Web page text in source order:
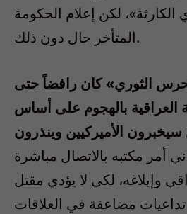
الكارثة»، لكن إعلام الحكومة
المتأخر حال دون ذلك.
الثوري» كان رافضاً حتى
العراقية بالهجوم على أساس
سيخبرون الأميركيين وينذرون
أمر مكتبه بالاتصال مباشرة
وإبلاغه، لكي لا يؤدي مقتل